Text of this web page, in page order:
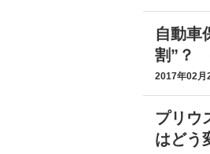
自動車
割”？
2017年02月
プリウ
はどう